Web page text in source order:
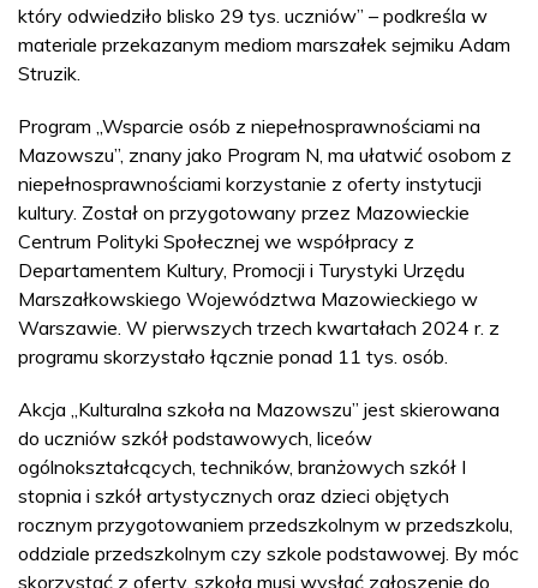
który odwiedziło blisko 29 tys. uczniów” – podkreśla w
materiale przekazanym mediom marszałek sejmiku Adam
Struzik.
Program „Wsparcie osób z niepełnosprawnościami na
Mazowszu”, znany jako Program N, ma ułatwić osobom z
niepełnosprawnościami korzystanie z oferty instytucji
kultury. Został on przygotowany przez Mazowieckie
Centrum Polityki Społecznej we współpracy z
Departamentem Kultury, Promocji i Turystyki Urzędu
Marszałkowskiego Województwa Mazowieckiego w
Warszawie. W pierwszych trzech kwartałach 2024 r. z
programu skorzystało łącznie ponad 11 tys. osób.
Akcja „Kulturalna szkoła na Mazowszu” jest skierowana
do uczniów szkół podstawowych, liceów
ogólnokształcących, techników, branżowych szkół I
stopnia i szkół artystycznych oraz dzieci objętych
rocznym przygotowaniem przedszkolnym w przedszkolu,
oddziale przedszkolnym czy szkole podstawowej. By móc
skorzystać z oferty, szkoła musi wysłać zgłoszenie do